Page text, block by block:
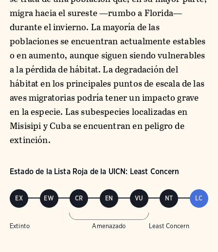
migra hacia el sureste —rumbo a Florida—
durante el invierno. La mayoría de las
poblaciones se encuentran actualmente estables
o en aumento, aunque siguen siendo vulnerables
a la pérdida de hábitat. La degradación del
hábitat en los principales puntos de escala de las
aves migratorias podría tener un impacto grave
en la especie. Las subespecies localizadas en
Misisipi y Cuba se encuentran en peligro de
extinción.
Estado de la Lista Roja de la UICN: Least Concern
EX EW CR EN VU NT LC
Extinto Amenazado Least Concern